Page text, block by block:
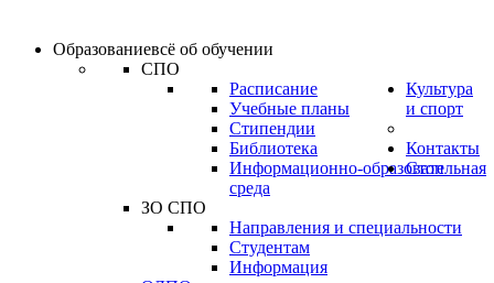
Образованиевсё об обучении
СПО
Расписание
Учебные планы
Стипендии
Библиотека
Информационно-образовательная
среда
ЗО СПО
Направления и специальности
Студентам
Информация
Культура
и спорт
Контакты
Стоп